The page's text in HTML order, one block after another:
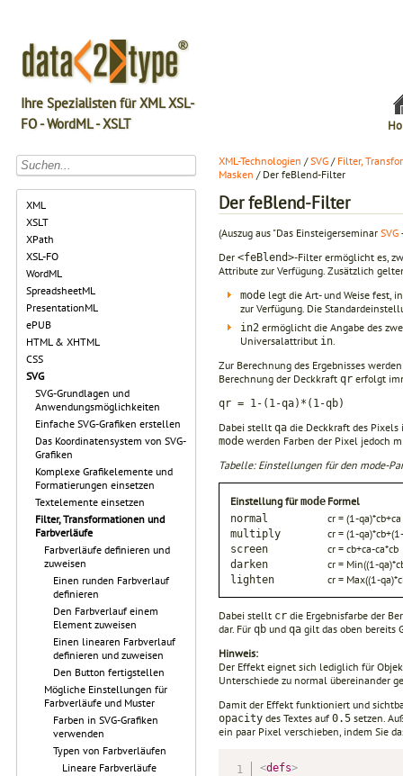
Ihre Spezialisten für XML XSL-
FO - WordML - XSLT
XML
XSLT
XPath
XSL-FO
WordML
SpreadsheetML
PresentationML
ePUB
HTML & XHTML
CSS
SVG
SVG-Grundlagen und
Anwendungsmöglichkeiten
Einfache SVG-Grafiken erstellen
Das Koordinatensystem von SVG-
Grafiken
Komplexe Grafikelemente und
Formatierungen einsetzen
Textelemente einsetzen
Filter, Transformationen und
Farbverläufe
Farbverläufe definieren und
zuweisen
Einen runden Farbverlauf
definieren
Den Farbverlauf einem
Element zuweisen
Einen linearen Farbverlauf
definieren und zuweisen
Den Button fertigstellen
Mögliche Einstellungen für
Farbverläufe und Muster
Farben in SVG-Grafiken
verwenden
Typen von Farbverläufen
Lineare Farbverläufe
XML-Technologien /SVG / Filter,
Masken / Der feBlend-Filter
Der feBlend-Filter
(Auszug aus "Das Einsteigerseminar SVG
Der <feBlend>-Filter ermöglicht es,
Attribute zur Verfügung. Zusätzlich
mode legt die Art- und Weise fest,
zur Verfügung. Die
in2 ermöglicht die Angabe des
Universalattribut in
Zur Berechnung des Ergebnisses
Berechnung der Deckkraft qr erfolgt
qr = 1-(1-qa)*(1-qb)
Dabei stellt qa die Deckkraft des
mode werden Farben der Pixel jedoch
Tabelle: Einstellungen für den mode-
Einstellung fürmode Formel
normal cr = (1-qa)*cb+ca
multiply cr = (1-
screen cr = cb+ca-ca*cb
darken cr = Min((1-
lighten cr = Max((1-
Dabei stellt cr die Ergebnisfarbe der
dar. Für qb und qa gilt das oben bereits
Hinweis:
Der Effekt eignet sich lediglich für
Unterschiede zu normal übereinander
Damit der Effekt funktioniert und
opacity des Textes auf 0.5 setzen.
ein paar Pixel verschieben, indem Sie
<defs>